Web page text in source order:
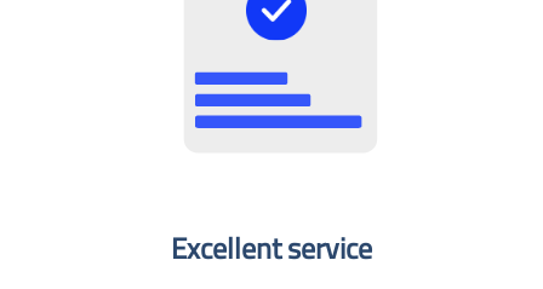
Excellent service